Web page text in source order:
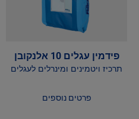
פידמין עגלים 10 אלנקובן
תרכיז ויטמינים ומינרלים לעגלים
פרטים נוספים